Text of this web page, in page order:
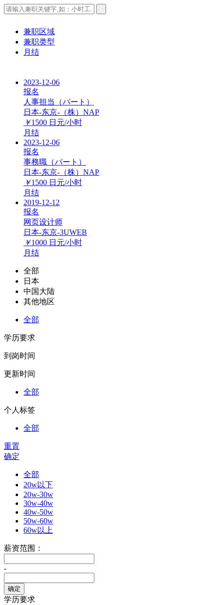
兼职区域
兼职类型
月结
2023-12-06
报名
人事担当（パート）
日本-东京-（株）NAP
￥1500 日元/小时
月结
2023-12-06
报名
事務職（パート）
日本-东京-（株）NAP
￥1500 日元/小时
月结
2019-12-12
报名
网页设计师
日本-东京-3UWEB
￥1000 日元/小时
月结
全部
日本
中国大陆
其他地区
全部
学历要求
到岗时间
更新时间
全部
个人标签
全部
重置
确定
全部
20w以下
20w-30w
30w-40w
40w-50w
50w-60w
60w以上
薪资范围：
-
学历要求